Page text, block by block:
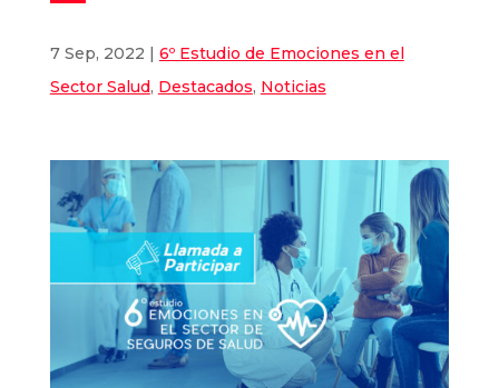
7 Sep, 2022 | 6º Estudio de Emociones en el
Sector Salud, Destacados, Noticias